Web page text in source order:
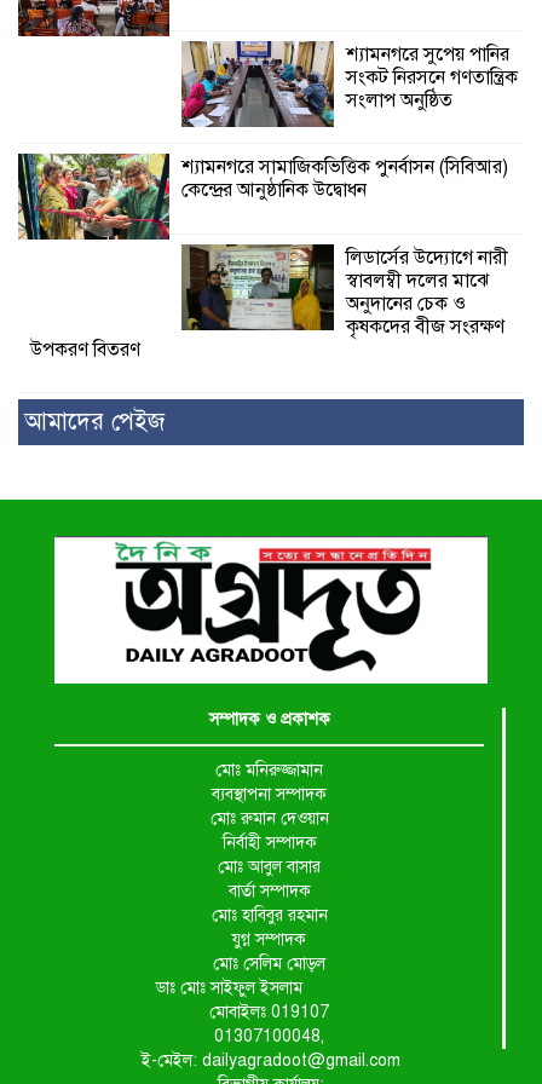
শ্যামনগরে সুপেয় পানির
সংকট নিরসনে গণতান্ত্রিক
সংলাপ অনুষ্ঠিত
শ্যামনগরে সামাজিকভিত্তিক পুনর্বাসন (সিবিআর)
কেন্দ্রের আনুষ্ঠানিক উদ্বোধন
লিডার্সের উদ্যোগে নারী
স্বাবলম্বী দলের মাঝে
অনুদানের চেক ও
কৃষকদের বীজ সংরক্ষণ
উপকরণ বিতরণ
আমাদের পেইজ
সম্পাদক ও প্রকাশক
মোঃ মনিরুজ্জামান
ব্যবস্থাপনা সম্পাদক
মোঃ রুমান দেওয়ান
নির্বাহী সম্পাদক
মোঃ আবুল বাসার
বার্তা সম্পাদক
মোঃ হাবিবুর রহমান
যুগ্ন সম্পাদক
মোঃ সেলিম মোড়ল
ডাঃ মোঃ সাইফুল ইসলাম
মোবাইলঃ 019107
01307100048,
ই-মেইল: dailyagradoot@gmail.com